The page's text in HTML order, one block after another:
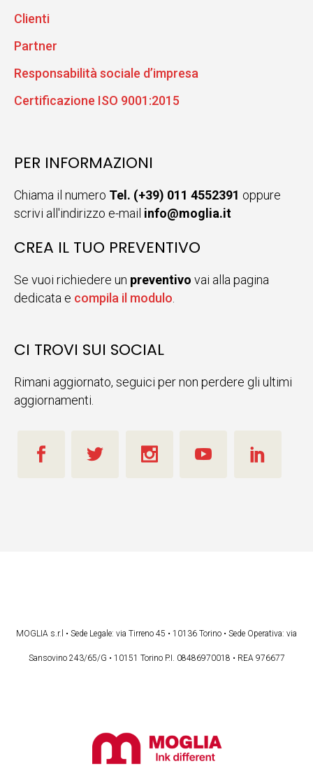
Clienti
Partner
Responsabilità sociale d’impresa
Certificazione ISO 9001:2015
PER INFORMAZIONI
Chiama il numero Tel. (+39) 011 4552391 oppure
scrivi all'indirizzo e-mail info@moglia.it
CREA IL TUO PREVENTIVO
Se vuoi richiedere un preventivo vai alla pagina
dedicata e compila il modulo.
CI TROVI SUI SOCIAL
Rimani aggiornato, seguici per non perdere gli ultimi
aggiornamenti.
MOGLIA s.r.l • Sede Legale: via Tirreno 45 • 10136 Torino • Sede Operativa: via
Sansovino 243/65/G • 10151 Torino P.I. 08486970018 • REA 976677